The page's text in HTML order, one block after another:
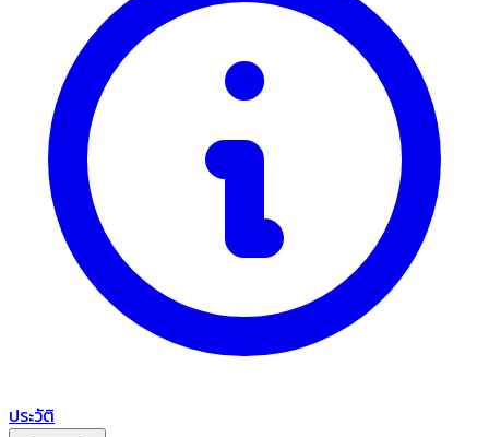
ประวัติ